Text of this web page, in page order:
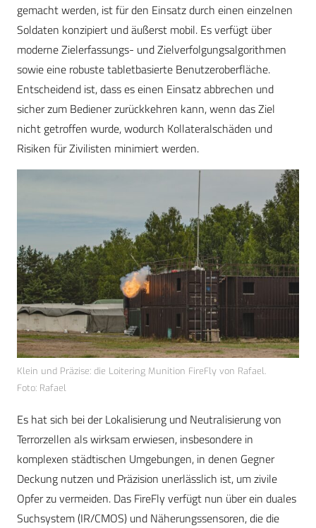
gemacht werden, ist für den Einsatz durch einen einzelnen
Soldaten konzipiert und äußerst mobil. Es verfügt über
moderne Zielerfassungs- und Zielverfolgungsalgorithmen
sowie eine robuste tabletbasierte Benutzeroberfläche.
Entscheidend ist, dass es einen Einsatz abbrechen und
sicher zum Bediener zurückkehren kann, wenn das Ziel
nicht getroffen wurde, wodurch Kollateralschäden und
Risiken für Zivilisten minimiert werden.
Klein und Präzise: die Loitering Munition FireFly von Rafael.
Foto: Rafael
Es hat sich bei der Lokalisierung und Neutralisierung von
Terrorzellen als wirksam erwiesen, insbesondere in
komplexen städtischen Umgebungen, in denen Gegner
Deckung nutzen und Präzision unerlässlich ist, um zivile
Opfer zu vermeiden. Das FireFly verfügt nun über ein duales
Suchsystem (IR/CMOS) und Näherungssensoren, die die